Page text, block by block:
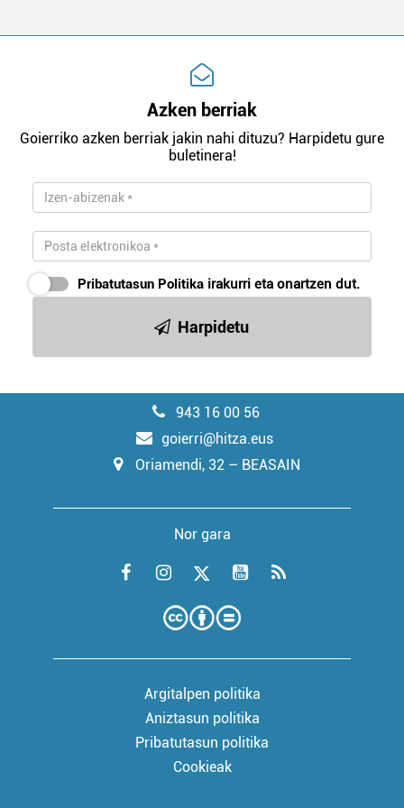
Azken berriak
Goierriko azken berriak jakin nahi dituzu? Harpidetu gure
buletinera!
Pribatutasun Politika irakurri eta onartzen dut.
Harpidetu
943 16 00 56
goierri@hitza.eus
Oriamendi, 32 – BEASAIN
Nor gara
Argitalpen politika
Aniztasun politika
Pribatutasun politika
Cookieak